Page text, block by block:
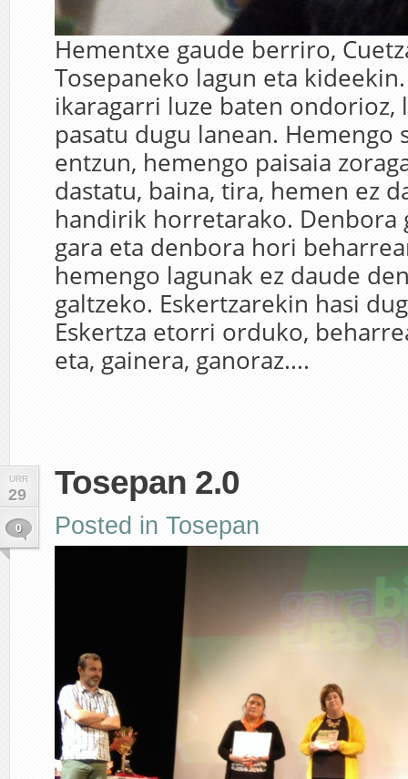
Hementxe gaude berriro,
Tosepaneko lagun eta
ikaragarri luze baten ondorioz,
pasatu dugu lanean.
entzun, hemengo paisaia
dastatu, baina, tira, hemen ez
handirik horretarako. Denbora
gara eta denbora hori
hemengo lagunak ez daude
galtzeko. Eskertzarekin hasi
Eskertza etorri orduko,
eta, gainera, ganoraz....
URR
29
0
Tosepan 2.0
Posted in Tosepan